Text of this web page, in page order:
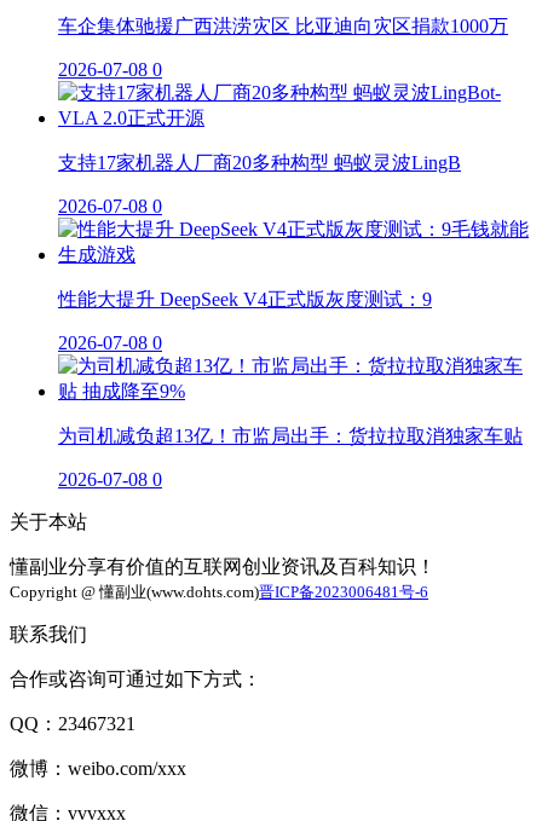
车企集体驰援广西洪涝灾区 比亚迪向灾区捐款1000万
2026-07-08 0
支持17家机器人厂商20多种构型 蚂蚁灵波LingB
2026-07-08 0
性能大提升 DeepSeek V4正式版灰度测试：9
2026-07-08 0
为司机减负超13亿！市监局出手：货拉拉取消独家车贴
2026-07-08 0
关于本站
懂副业分享有价值的互联网创业资讯及百科知识！
Copyright @ 懂副业(www.dohts.com)晋ICP备2023006481号-6
联系我们
合作或咨询可通过如下方式：
QQ：23467321
微博：weibo.com/xxx
微信：vvvxxx